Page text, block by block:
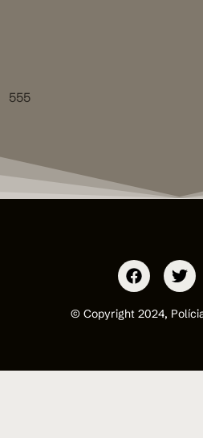
555
© Copyright 2024,